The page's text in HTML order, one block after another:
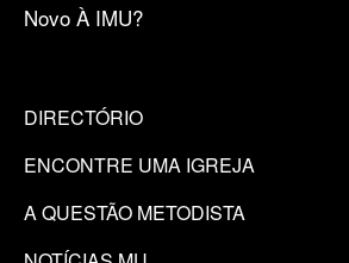
Novo À IMU?
DIRECTÓRIO
ENCONTRE UMA IGREJA
A QUESTÃO METODISTA